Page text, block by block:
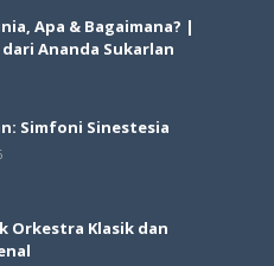
Apa & Bagaimana? |
Ananda Sukarlan
Simfoni Sinestesia
Orkestra Klasik dan